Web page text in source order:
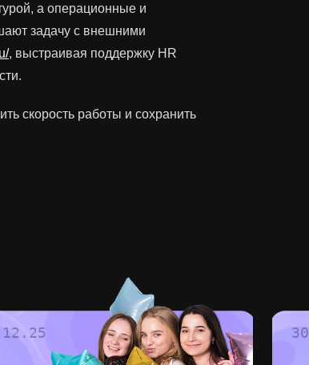
а операционные и
задачу с внешними
, выстраивая поддержку HR
скорость работы и сохранить